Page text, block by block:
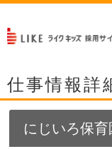
仕事情報詳
にじいろ保